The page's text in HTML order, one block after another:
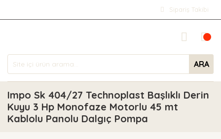
Sipariş Takibi
ARA
Impo Sk 404/27 Technoplast Başlıklı Derin
Kuyu 3 Hp Monofaze Motorlu 45 mt
Kablolu Panolu Dalgıç Pompa